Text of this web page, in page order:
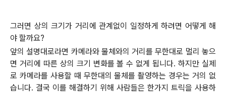
그러면 상의 크기가 거리에 관계없이 일정하게 하려면 어떻게 해
야 할까요?
앞의 설명대로라면 카메라와 물체와의 거리를 무한대로 멀리 놓으
면 거리에 따른 상의 크기 변화를 볼 수 없게 됩니다. 하지만 실제
로 카메라를 사용할 때 무한대의 물체를 촬영하는 경우는 거의 없
습니다. 결국 이를 해결하기 위해 사람들은 한가지 트릭을 사용하